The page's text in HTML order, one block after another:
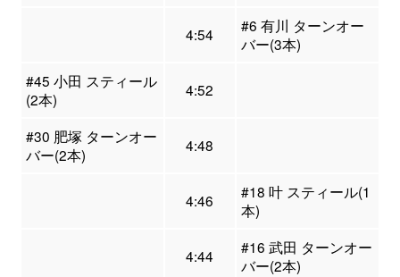
4:54
#6 有川 ターンオー
バー(3本)
#45 小田 スティール
(2本)
4:52
#30 肥塚 ターンオー
バー(2本)
4:48
4:46
#18 叶 スティール(1
本)
4:44
#16 武田 ターンオー
バー(2本)